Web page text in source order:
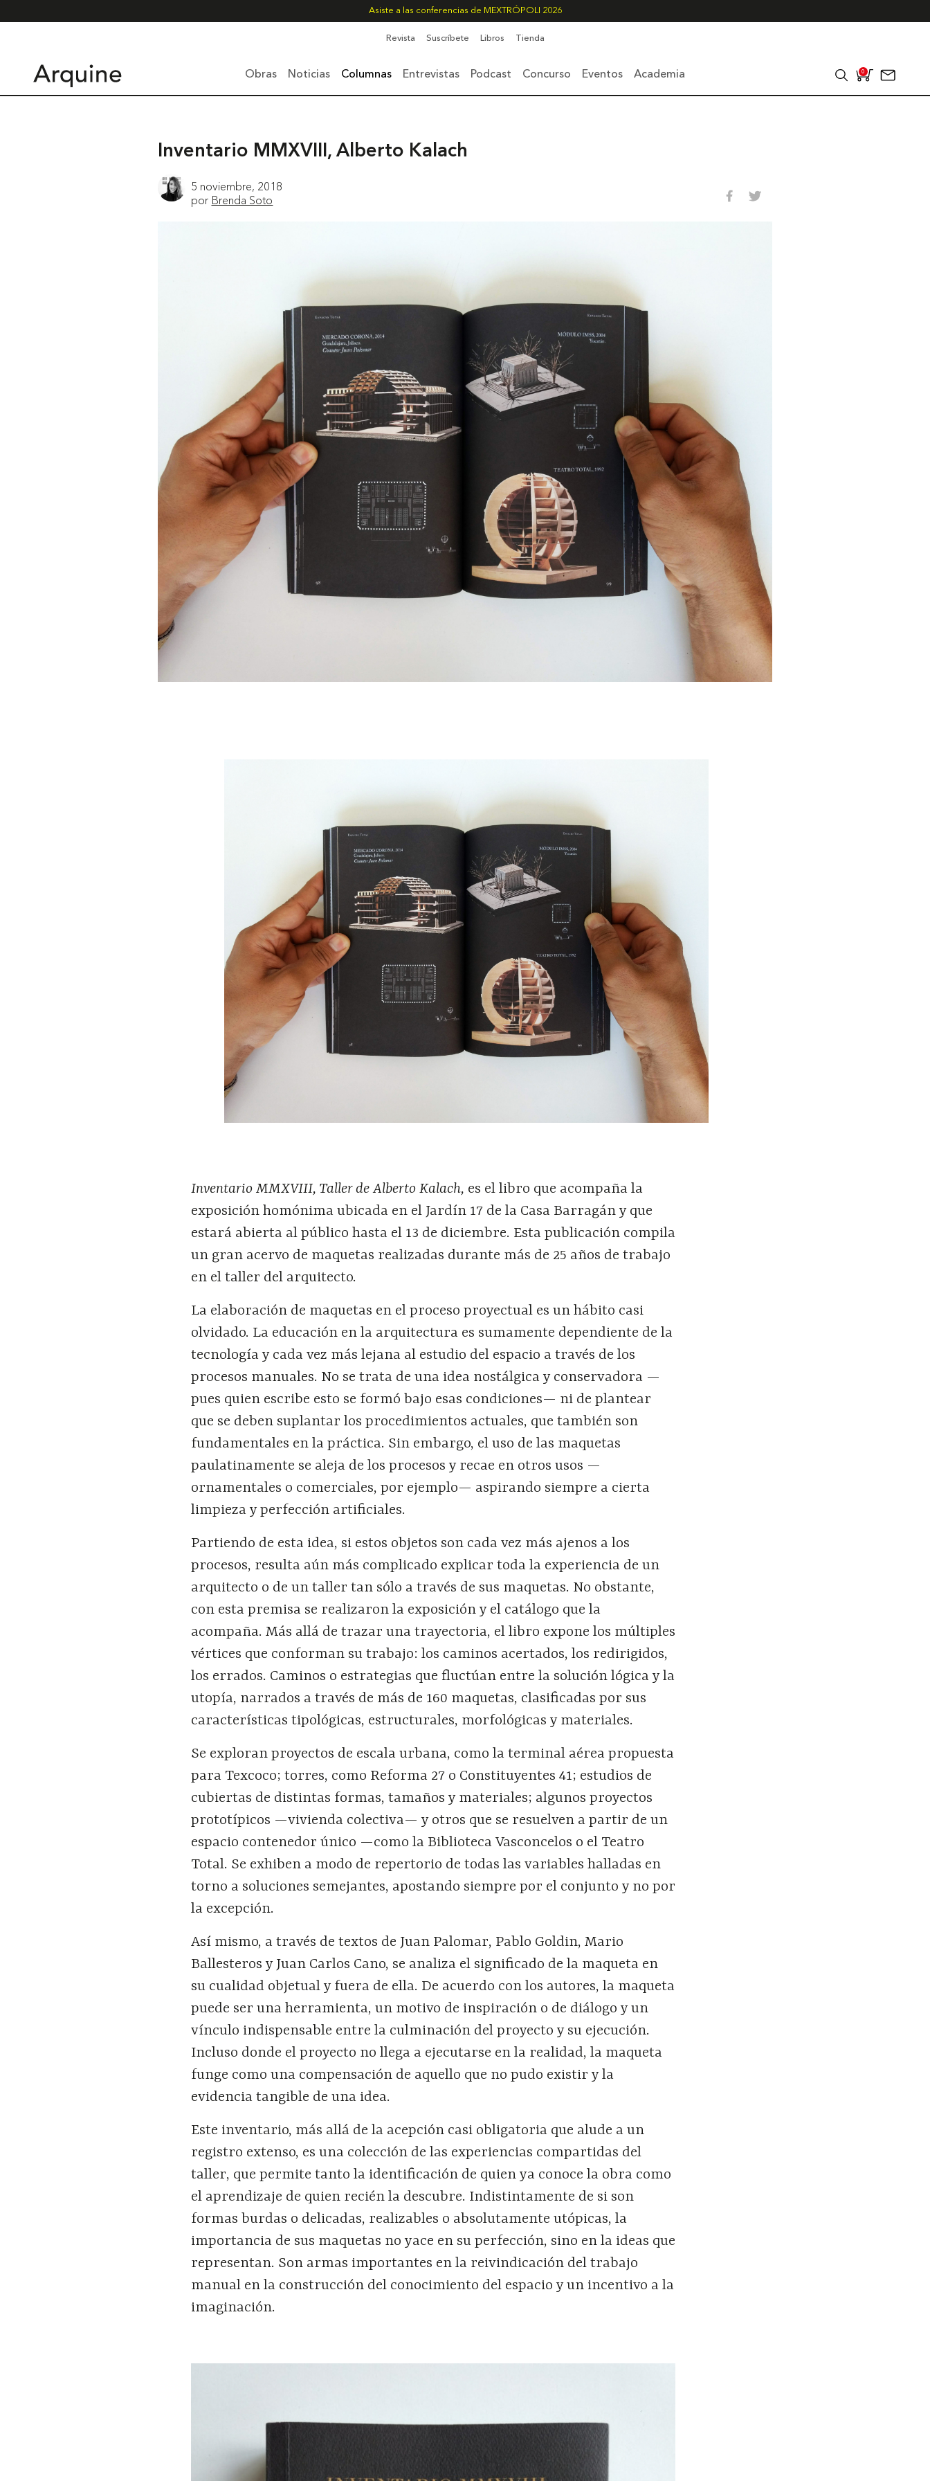
Asiste a las conferencias de MEXTRÓPOLI 2026
Revista Suscríbete Libros Tienda
Obras Noticias Columnas Entrevistas Podcast Concurso Eventos Academia 0
Inventario MMXVIII, Alberto Kalach
5 noviembre, 2018
por Brenda Soto
Inventario MMXVIII, Taller de Alberto Kalach, es el libro que acompaña la
exposición homónima ubicada en el Jardín 17 de la Casa Barragán y que
estará abierta al público hasta el 13 de diciembre. Esta publicación compila
un gran acervo de maquetas realizadas durante más de 25 años de trabajo
en el taller del arquitecto.
La elaboración de maquetas en el proceso proyectual es un hábito casi
olvidado. La educación en la arquitectura es sumamente dependiente de la
tecnología y cada vez más lejana al estudio del espacio a través de los
procesos manuales. No se trata de una idea nostálgica y conservadora —
pues quien escribe esto se formó bajo esas condiciones— ni de plantear
que se deben suplantar los procedimientos actuales, que también son
fundamentales en la práctica. Sin embargo, el uso de las maquetas
paulatinamente se aleja de los procesos y recae en otros usos —
ornamentales o comerciales, por ejemplo— aspirando siempre a cierta
limpieza y perfección artificiales.
Partiendo de esta idea, si estos objetos son cada vez más ajenos a los
procesos, resulta aún más complicado explicar toda la experiencia de un
arquitecto o de un taller tan sólo a través de sus maquetas. No obstante,
con esta premisa se realizaron la exposición y el catálogo que la
acompaña. Más allá de trazar una trayectoria, el libro expone los múltiples
vértices que conforman su trabajo: los caminos acertados, los redirigidos,
los errados. Caminos o estrategias que fluctúan entre la solución lógica y la
utopía, narrados a través de más de 160 maquetas, clasificadas por sus
características tipológicas, estructurales, morfológicas y materiales.
Se exploran proyectos de escala urbana, como la terminal aérea propuesta
para Texcoco; torres, como Reforma 27 o Constituyentes 41; estudios de
cubiertas de distintas formas, tamaños y materiales; algunos proyectos
prototípicos —vivienda colectiva— y otros que se resuelven a partir de un
espacio contenedor único —como la Biblioteca Vasconcelos o el Teatro
Total. Se exhiben a modo de repertorio de todas las variables halladas en
torno a soluciones semejantes, apostando siempre por el conjunto y no por
la excepción.
Así mismo, a través de textos de Juan Palomar, Pablo Goldin, Mario
Ballesteros y Juan Carlos Cano, se analiza el significado de la maqueta en
su cualidad objetual y fuera de ella. De acuerdo con los autores, la maqueta
puede ser una herramienta, un motivo de inspiración o de diálogo y un
vínculo indispensable entre la culminación del proyecto y su ejecución.
Incluso donde el proyecto no llega a ejecutarse en la realidad, la maqueta
funge como una compensación de aquello que no pudo existir y la
evidencia tangible de una idea.
Este inventario, más allá de la acepción casi obligatoria que alude a un
registro extenso, es una colección de las experiencias compartidas del
taller, que permite tanto la identificación de quien ya conoce la obra como
el aprendizaje de quien recién la descubre. Indistintamente de si son
formas burdas o delicadas, realizables o absolutamente utópicas, la
importancia de sus maquetas no yace en su perfección, sino en la ideas que
representan. Son armas importantes en la reivindicación del trabajo
manual en la construcción del conocimiento del espacio y un incentivo a la
imaginación.